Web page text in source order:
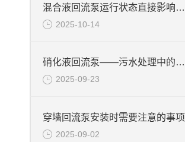
混合液回流泵运行状态直接影响整个工艺流程的稳定性与效率
2025-10-14
硝化液回流泵——污水处理中的关键角色
2025-09-23
穿墙回流泵安装时需要注意的事项
2025-09-02